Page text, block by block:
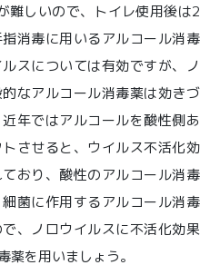
難しいので、トイレ使用後は2
消毒に用いるアルコール消毒
スについては有効ですが、ノ
なアルコール消毒薬は効きづ
年ではアルコールを酸性側あ
させると、ウイルス不活化効
おり、酸性のアルコール消毒
菌に作用するアルコール消毒
、ノロウイルスに不活化効果
薬を用いましょう。